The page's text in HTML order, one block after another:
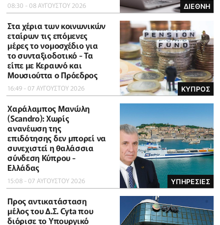
ΔΙΕΘΝΗ
08:30 - 08 ΑΥΓΟΥΣΤΟΥ 2026
ΚΥΠΡΟΣ
Στα χέρια των κοινωνικών
εταίρων τις επόμενες
μέρες το νομοσχέδιο για
το συνταξιοδοτικό - Τα
είπε με Κεραυνό και
Μουσιούττα ο Πρόεδρος
16:49 - 07 ΑΥΓΟΥΣΤΟΥ 2026
ΥΠΗΡΕΣΙΕΣ
Χαράλαμπος Μανώλη
(Scandro): Χωρίς
ανανέωση της
επιδότησης δεν μπορεί να
συνεχιστεί η θαλάσσια
σύνδεση Κύπρου -
Ελλάδας
15:08 - 07 ΑΥΓΟΥΣΤΟΥ 2026
Προς αντικατάσταση
μέλος του Δ.Σ. Cyta που
διόρισε το Υπουργικό